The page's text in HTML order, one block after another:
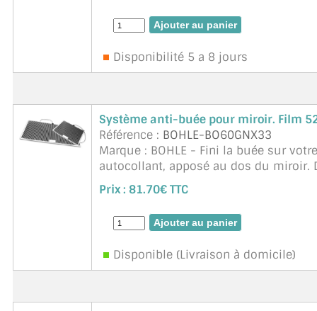
Disponibilité 5 a 8 jours
Système anti-buée pour miroir. Film
Référence : BOHLE-BO60GNX33
Marque : BOHLE - Fini la buée sur
autocollant, apposé au dos du miroir.
chauffent le miroir à environ 30 ...
Prix : 81.70€ TTC
Disponible (Livraison à domicile)